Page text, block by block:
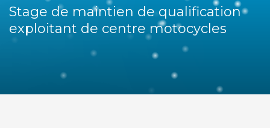
Stage de maintien de qualification
exploitant de centre motocycles